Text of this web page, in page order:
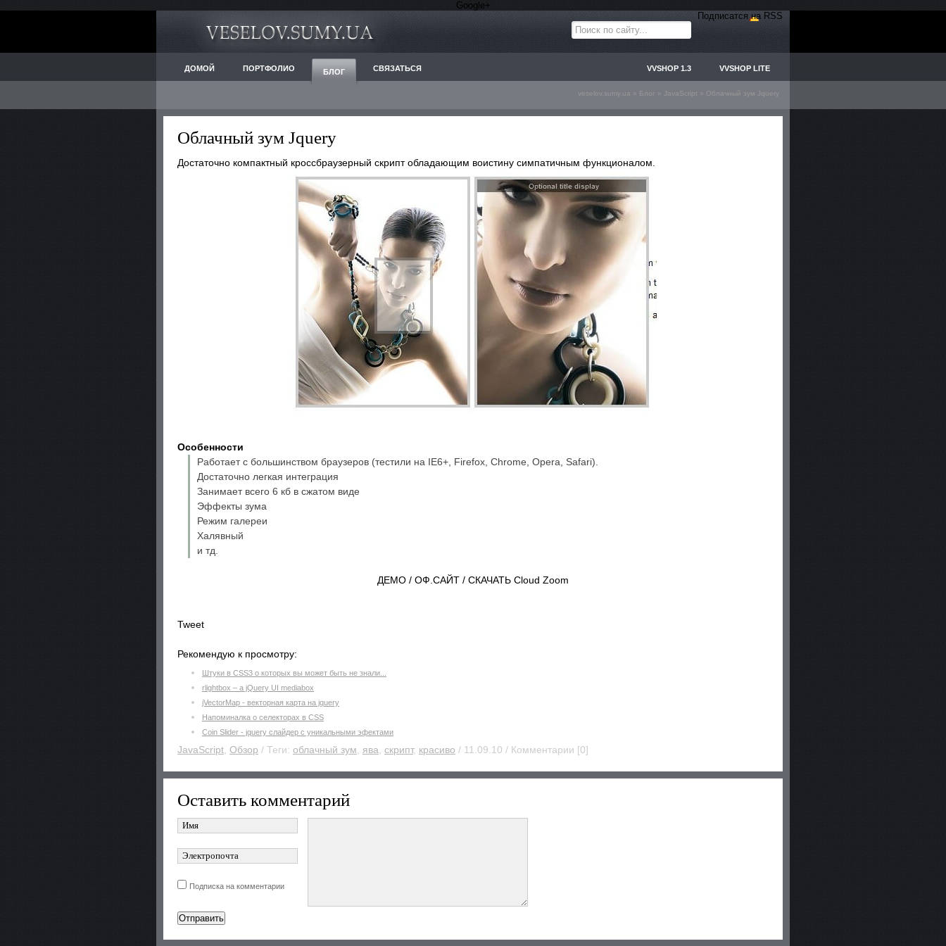
Google+
Подписатся на RSS
ДОМОЙ ПОРТФОЛИО БЛОГ СВЯЗАТЬСЯ VVSHOP 1.3 VVSHOP LITE
veselov.sumy.ua » Блог » JavaScript » Облачный зум Jquery
Облачный зум Jquery
Достаточно компактный кроссбраузерный скрипт обладающим воистину симпатичным функционалом.
Особенности
Работает с большинством браузеров (тестили на IE6+, Firefox, Chrome, Opera, Safari).
Достаточно легкая интеграция
Занимает всего 6 кб в сжатом виде
Эффекты зума
Режим галереи
Халявный
и тд.
ДЕМО / ОФ.САЙТ / СКАЧАТЬ Cloud Zoom
Tweet
Рекомендую к просмотру:
Штуки в CSS3 о которых вы может быть не знали...
rlightbox – a jQuery UI mediabox
jVectorMap - векторная карта на jquery
Напоминалка о селекторах в CSS
Coin Slider - jquery слайдер с уникальными эфектами
JavaScript Обзор / Теги: облачный зум ява скрипт, красиво / 11.09.10 / Комментарии [0]
Оставить комментарий
Подписка на комментарии